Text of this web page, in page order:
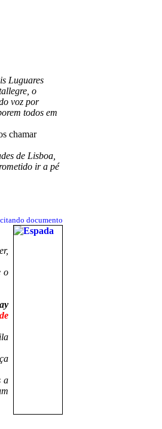
Luguares
o
voz por
todos em
chamar
de Lisboa,
ir a pé
documento
o
a